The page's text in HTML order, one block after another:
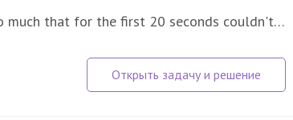
much that for the first 20 seconds couldn't…